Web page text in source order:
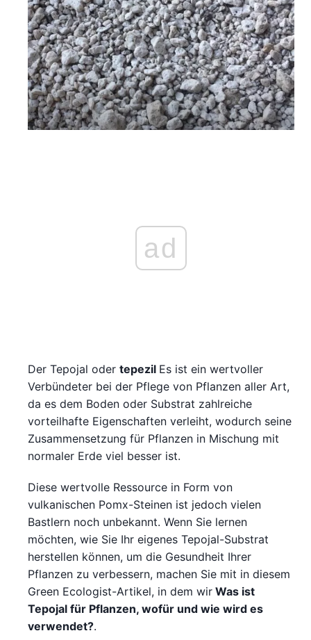
ad
Der Tepojal oder tepezil Es ist ein wertvoller
Verbündeter bei der Pflege von Pflanzen aller Art,
da es dem Boden oder Substrat zahlreiche
vorteilhafte Eigenschaften verleiht, wodurch seine
Zusammensetzung für Pflanzen in Mischung mit
normaler Erde viel besser ist.
Diese wertvolle Ressource in Form von
vulkanischen Pomx-Steinen ist jedoch vielen
Bastlern noch unbekannt. Wenn Sie lernen
möchten, wie Sie Ihr eigenes Tepojal-Substrat
herstellen können, um die Gesundheit Ihrer
Pflanzen zu verbessern, machen Sie mit in diesem
Green Ecologist-Artikel, in dem wir Was ist
Tepojal für Pflanzen, wofür und wie wird es
verwendet?.